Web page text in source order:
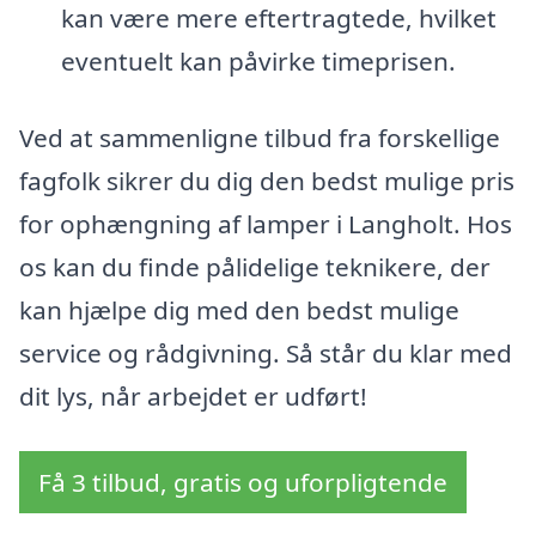
kan være mere eftertragtede, hvilket
eventuelt kan påvirke timeprisen.
Ved at sammenligne tilbud fra forskellige
fagfolk sikrer du dig den bedst mulige pris
for ophængning af lamper i Langholt. Hos
os kan du finde pålidelige teknikere, der
kan hjælpe dig med den bedst mulige
service og rådgivning. Så står du klar med
dit lys, når arbejdet er udført!
Få 3 tilbud, gratis og uforpligtende